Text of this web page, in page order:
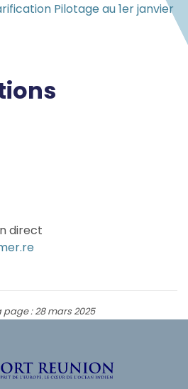
Pilotage au 1er janvier
direct
: 28 mars 2025